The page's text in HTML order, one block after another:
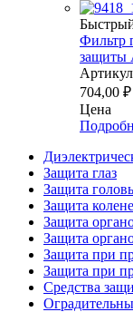
Фильтр
защиты
704,00 ₽
Цена
Защита глаз
Защита
Защита
Защита
Защита
Защита при
Защита при
Средства